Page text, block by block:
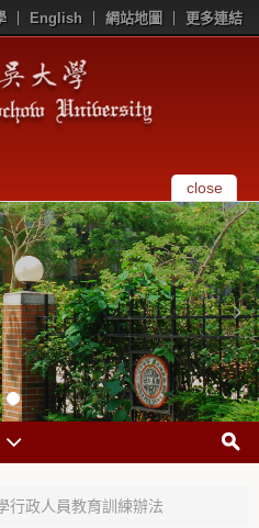
English 網站地圖 更多連結
close
行政人員教育訓練辦法